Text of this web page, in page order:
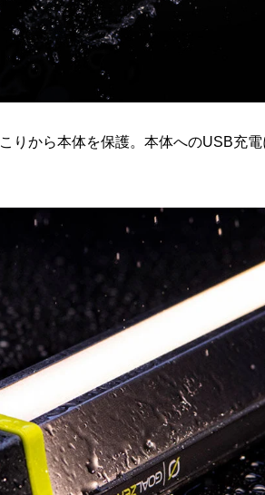
りから本体を保護。本体へのUSB充